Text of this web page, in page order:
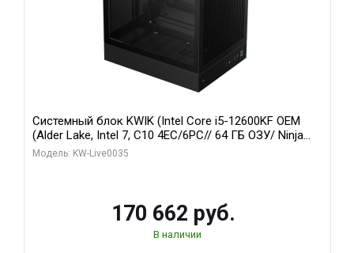
Системный блок KWIK (Intel Core i5-12600KF OEM
(Alder Lake, Intel 7, C10 4EC/6PC// 64 ГБ ОЗУ/ Ninja
Sinotex GTX1650 4GB 128bit GDDR6 DVI DP HDMI 2/
Модель: KW-Live0035
170 662 руб.
В наличии